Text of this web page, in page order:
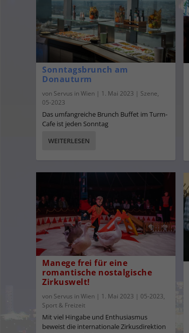
Sonntagsbrunch am
Donauturm
von Servus in Wien | 1. Mai 2023 | Szene,
05-2023
Das umfangreiche Brunch Buffet im Turm-
Cafe ist jeden Sonntag
WEITERLESEN
Manege frei für eine
romantische nostalgische
Zirkuswelt!
von Servus in Wien | 1. Mai 2023 | 05-2023,
Sport & Freizeit
Mit viel Hingabe und Enthusiasmus
beweist die internationale Zirkusdirektion